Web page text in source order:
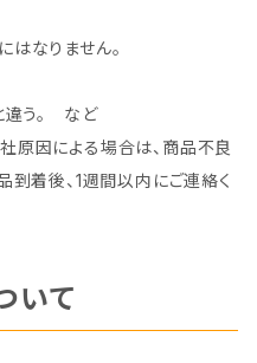
なりません。
違う。 など
原因による場合は、商品不良
到着後、1週間以内にご連絡く
いて